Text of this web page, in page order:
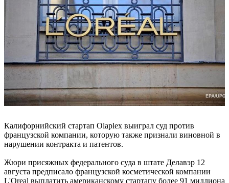
Калифорнийский стартап Olaplex выиграл суд против
французской компании, которую также признали виновной в
нарушении контракта и патентов.
Жюри присяжных федерального суда в штате Делавэр 12
августа предписало французской косметической компании
L'Oreal выплатить американскому стартапу более 91 миллиона